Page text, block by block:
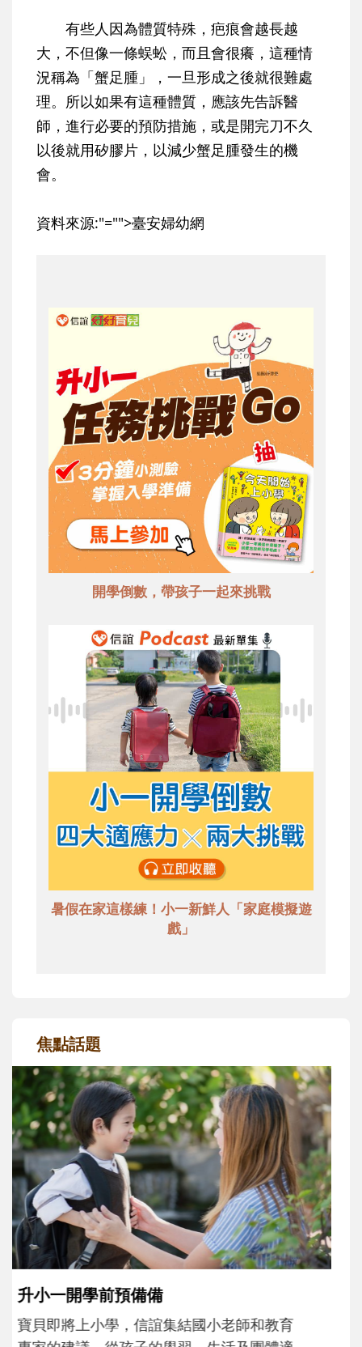
有些人因為體質特殊，疤痕會越長越
大，不但像一條蜈蚣，而且會很癢，這種情
況稱為「蟹足腫」，一旦形成之後就很難處
理。所以如果有這種體質，應該先告訴醫
師，進行必要的預防措施，或是開完刀不久
以後就用矽膠片，以減少蟹足腫發生的機
會。
資料來源:"="">臺安婦幼網
開學倒數，帶孩子一起來挑戰
暑假在家這樣練！小一新鮮人「家庭模擬遊
戲」
焦點話題
和孩子一起長大的那個男人│讀懂父親的
不同模樣